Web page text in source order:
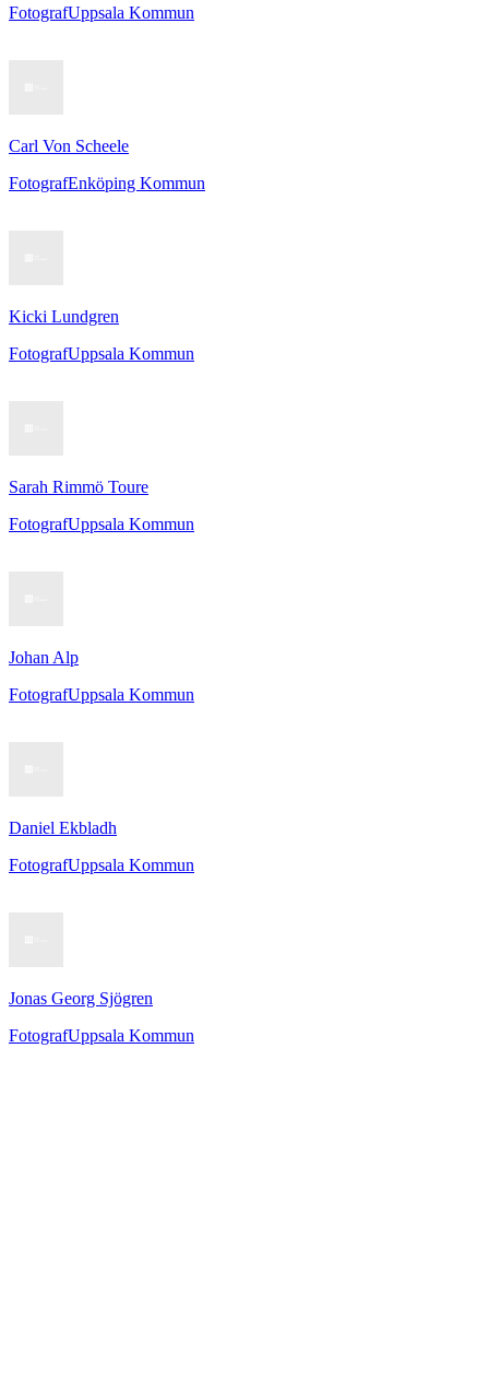
FotografUppsala Kommun
Carl Von Scheele
FotografEnköping Kommun
Kicki Lundgren
FotografUppsala Kommun
Sarah Rimmö Toure
FotografUppsala Kommun
Johan Alp
FotografUppsala Kommun
Daniel Ekbladh
FotografUppsala Kommun
Jonas Georg Sjögren
FotografUppsala Kommun